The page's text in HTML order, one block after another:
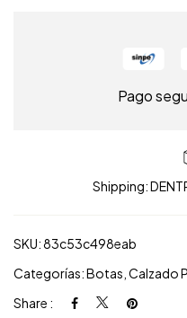
Pago
Shipping:
SKU:83c53c498eab
Categorías:Botas Calzado
Share :